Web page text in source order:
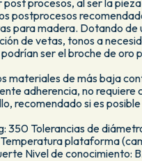
postprocesos
para madera. Dotando de
de vetas, tonos a
ser el broche de oro
materiales de más baja
adherencia, no requiere
recomendado si es
350 Tolerancias de
plataforma
Nivel de conocimiento: